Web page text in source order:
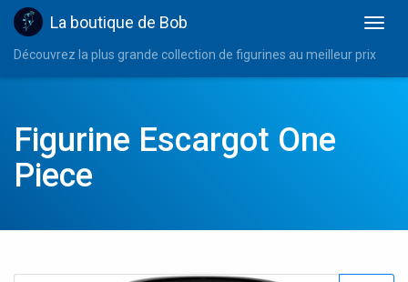
La boutique de Bob
Découvrez la plus grande collection de figurines au meilleur prix
Figurine Escargot One
Piece